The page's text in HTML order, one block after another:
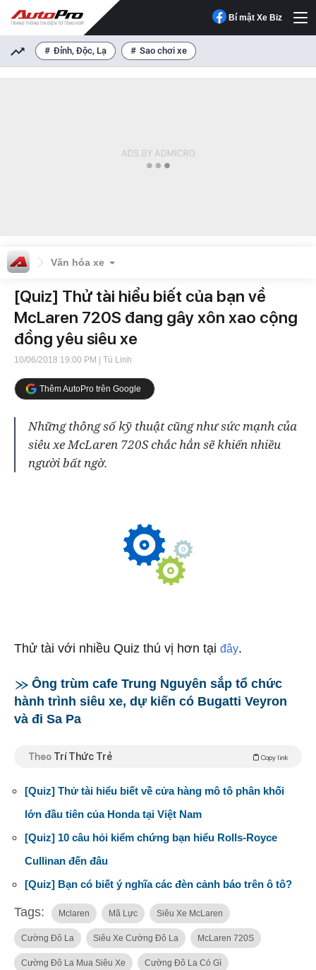
Bí mật Xe Biz
Đỉnh, Độc, Lạ Sao chơi xe
Văn hóa xe
[Quiz] Thử tài hiểu biết của bạn về
McLaren 720S đang gây xôn xao cộng
đồng yêu siêu xe
10/06/2018 19:00 PM | Tú Linh
Thêm AutoPro trên Google
Những thông số kỹ thuật cũng như sức mạnh của
siêu xe McLaren 720S chắc hẳn sẽ khiến nhiều
người bất ngờ.
Thử tài với nhiều Quiz thú vị hơn tại đây.
Ông trùm cafe Trung Nguyên sắp tổ chức
hành trình siêu xe, dự kiến có Bugatti Veyron
và đi Sa Pa
Theo Trí Thức Trẻ Copy link
[Quiz] Thử tài hiểu biết về cửa hàng mô tô phân khối
lớn đầu tiên của Honda tại Việt Nam
[Quiz] 10 câu hỏi kiểm chứng bạn hiểu Rolls-Royce
Cullinan đến đâu
[Quiz] Bạn có biết ý nghĩa các đèn cảnh báo trên ô tô?
Tags: Mclaren Mã Lực Siêu Xe McLaren
Cường Đô La Siêu Xe Cường Đô La McLaren 720S
Cường Đô La Mua Siêu Xe Cường Đô La Có Gì